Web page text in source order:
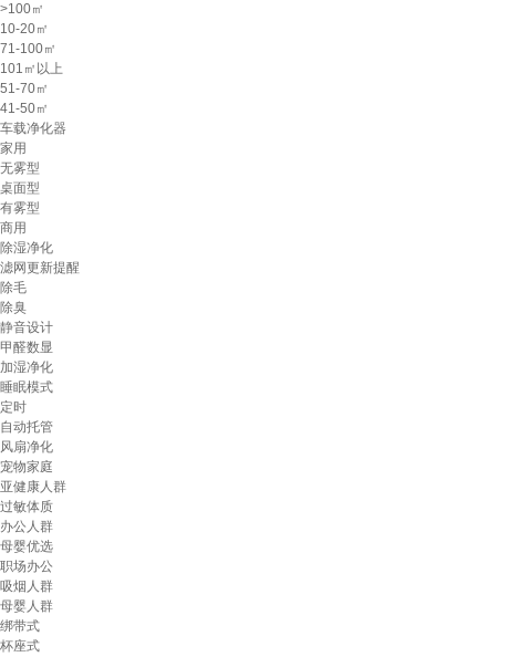
>100㎡
10-20㎡
71-100㎡
101㎡以上
51-70㎡
41-50㎡
车载净化器
家用
无雾型
桌面型
有雾型
商用
除湿净化
滤网更新提醒
除毛
除臭
静音设计
甲醛数显
加湿净化
睡眠模式
定时
自动托管
风扇净化
宠物家庭
亚健康人群
过敏体质
办公人群
母婴优选
职场办公
吸烟人群
母婴人群
绑带式
杯座式